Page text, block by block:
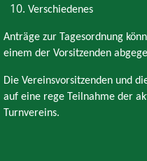
Verschiedenes
Anträge zur Tagesordnung
einem der Vorsitzenden
Die Vereinsvorsitzenden und
auf eine rege Teilnahme der
Turnvereins.